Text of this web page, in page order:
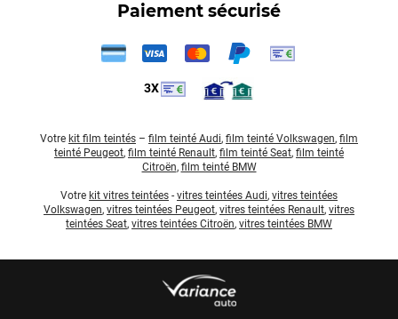
Paiement sécurisé
3X
Votre kit film teintés – film teinté Audi, film teinté Volkswagen, film
teinté Peugeot, film teinté Renault, film teinté Seat, film teinté
Citroën, film teinté BMW
Votre kit vitres teintées - vitres teintées Audi, vitres teintées
Volkswagen, vitres teintées Peugeot, vitres teintées Renault, vitres
teintées Seat, vitres teintées Citroën, vitres teintées BMW